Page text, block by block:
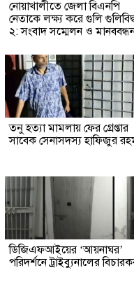
নোয়াখালীতে জেলা বিএনপি
নেতাকে লক্ষ্য করে গুলি
২: সংবাদ সম্মেলন ও
তনু হত্যা মামলায় ফের গ্রেপ্তার
সাবেক সেনাসদস্য হাফিজুর
ডিজিএফআইয়ের ‘আয়নাঘর’
পরিদর্শনে ট্রাইব্যুনালের